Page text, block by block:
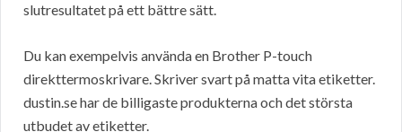
slutresultatet på ett bättre sätt.
Du kan exempelvis använda en Brother P-touch
direkttermoskrivare. Skriver svart på matta vita etiketter.
dustin.se har de billigaste produkterna och det största
utbudet av etiketter.